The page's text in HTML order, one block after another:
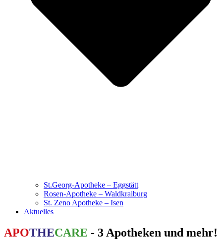
St.Georg-Apotheke – Eggstätt
Rosen-Apotheke – Waldkraiburg
St. Zeno Apotheke – Isen
Aktuelles
APOTHECARE - 3 Apotheken und mehr!